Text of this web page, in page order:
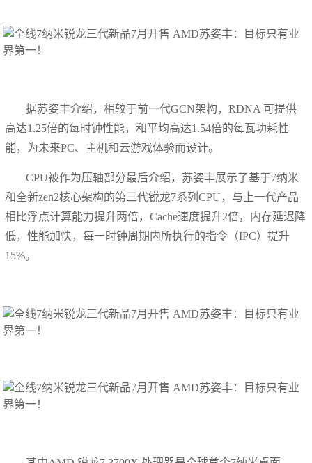
据苏姿丰介绍，相较于前一代GCN架构，RDNA 可提供
高达1.25倍的每时钟性能，和平均高达1.54倍的每瓦功耗性
能，为未来PC、主机和云游戏体验而设计。
CPU被作为压轴部分最后介绍，苏姿丰展示了基于7纳米
和全新zen2核心架构的第三代锐龙7系列CPU，与上一代产品
相比浮点计算能力提升两倍，Cache速度提升2倍，内存延迟降
低，性能加快，每一时钟周期内所执行的指令（IPC）提升
15%。